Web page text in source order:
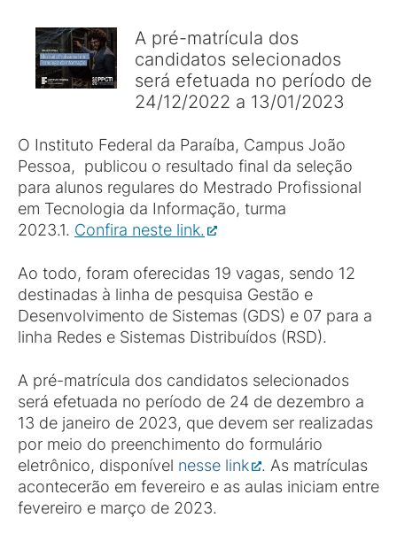
A pré-matrícula dos
candidatos selecionados
será efetuada no período de
24/12/2022 a 13/01/2023
O Instituto Federal da Paraíba, Campus João
Pessoa, publicou o resultado final da seleção
para alunos regulares do Mestrado Profissional
em Tecnologia da Informação, turma
2023.1. Confira neste link.
Ao todo, foram oferecidas 19 vagas, sendo 12
destinadas à linha de pesquisa Gestão e
Desenvolvimento de Sistemas (GDS) e 07 para a
linha Redes e Sistemas Distribuídos (RSD).
A pré-matrícula dos candidatos selecionados
será efetuada no período de 24 de dezembro a
13 de janeiro de 2023, que devem ser realizadas
por meio do preenchimento do formulário
eletrônico, disponível nesse link
. As matrículas
acontecerão em fevereiro e as aulas iniciam entre
fevereiro e março de 2023.